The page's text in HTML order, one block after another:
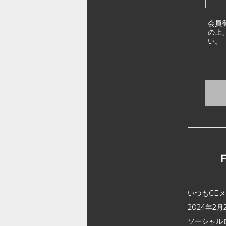
会員
の上
い。
いつもCE
2024年2月
ソーシャ